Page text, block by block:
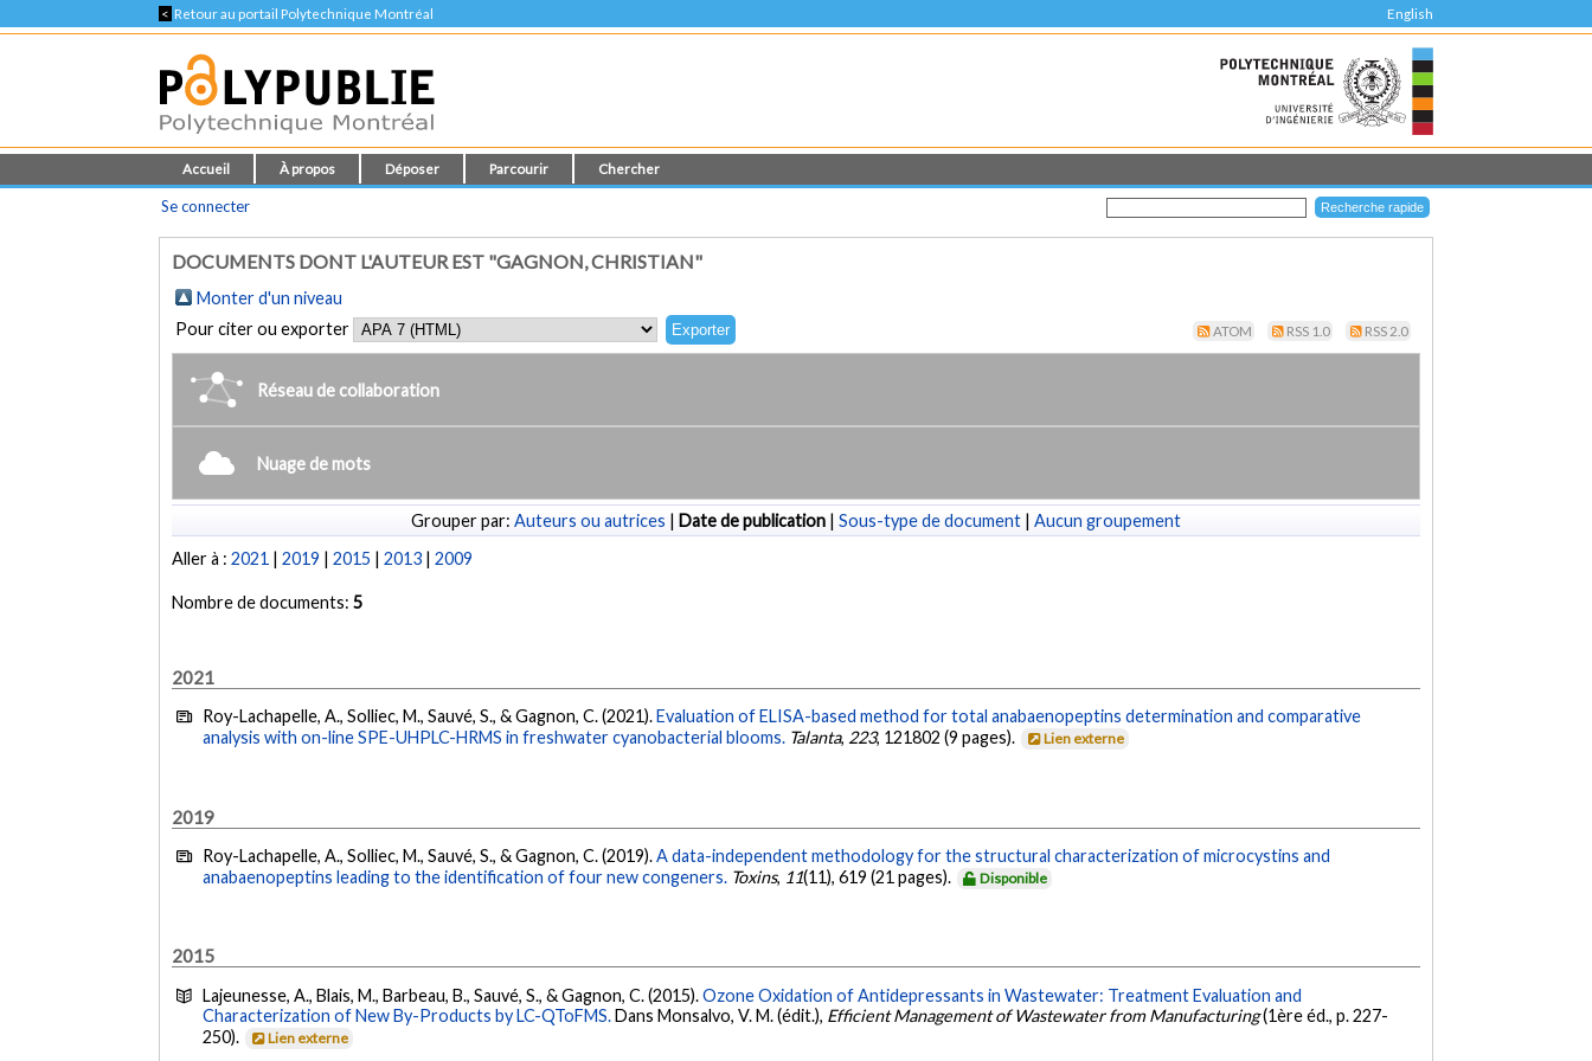
< Retour au portail Polytechnique Montréal English
Accueil À propos Déposer Parcourir Chercher
Se connecter
DOCUMENTS DONT L'AUTEUR EST "GAGNON, CHRISTIAN"
Monter d'un niveau
Pour citer ou exporter
ATOM RSS 1.0 RSS 2.0
Réseau de collaboration
Nuage de mots
Grouper par: Auteurs ou autrices | Date de publication | Sous-type de document | Aucun groupement
Aller à :2021 |2019 |2015 |2013 |2009
Nombre de documents:5
2021
Roy-Lachapelle, A., Solliec, M., Sauvé, S., & Gagnon, C. (2021).Evaluation of ELISA-based method for total anabaenopeptins determination and comparative
analysis with on-line SPE-UHPLC-HRMS in freshwater cyanobacterial blooms. Talanta, 223, 121802 (9 pages). Lien externe
2019
Roy-Lachapelle, A., Solliec, M., Sauvé, S., & Gagnon, C. (2019).A data-independent methodology for the structural characterization of microcystins and
anabaenopeptins leading to the identification of four new congeners. Toxins, 11(11), 619 (21 pages). Disponible
2015
Lajeunesse, A., Blais, M., Barbeau, B., Sauvé, S., & Gagnon, C. (2015).Ozone Oxidation of Antidepressants in Wastewater: Treatment Evaluation and
Characterization of New By-Products by LC-QToFMS.Dans Monsalvo, V. M. (édit.), Efficient Management of Wastewater from Manufacturing(1ère éd., p. 227-
250).
Lien externe